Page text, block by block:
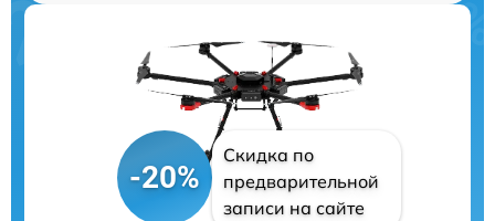
-20%
Скидка по
предварительной
записи на сайте